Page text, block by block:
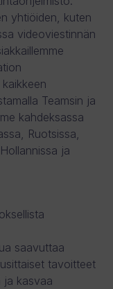
yhtiöiden, kuten
videoviestinnän
Teamsin ja
kahdeksassa
Ruotsissa,
ja
saavuttaa
tavoitteet
ja kasvaa